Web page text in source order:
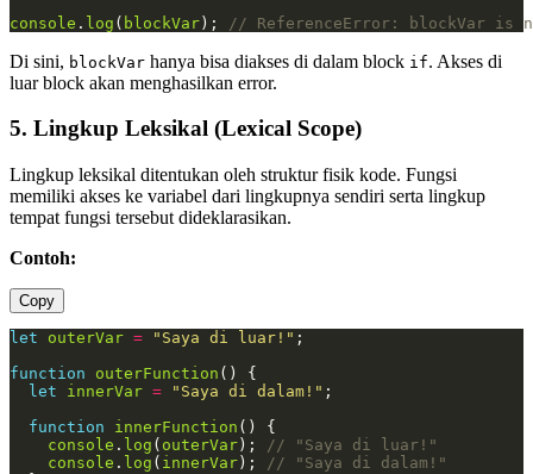
console . log ( blockVar);
Di sini, blockVar hanya bisa diakses di dalam block if. Akses di
luar block akan menghasilkan error.
5. Lingkup Leksikal (Lexical Scope)
Lingkup leksikal ditentukan oleh struktur fisik kode. Fungsi
memiliki akses ke variabel dari lingkupnya sendiri serta lingkup
tempat fungsi tersebut dideklarasikan.
Contoh:
Copy
let outerVar = "Saya di luar!"
function
outerFunction
let
innerVar = "Saya di dalam!"
function
innerFunction
console . log ( outerVar );
console . log ( innerVar );